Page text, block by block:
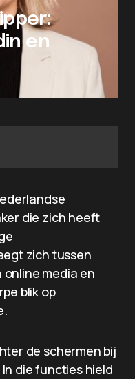
en
die zich heeft
zich tussen
media en
blik op
de schermen bij
In die functies hield